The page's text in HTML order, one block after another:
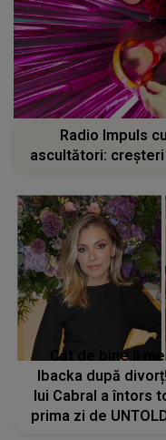
Radio Impuls
ascultători:
Cât de bine îi
Ibacka după
lui Cabral a întors
prima zi de